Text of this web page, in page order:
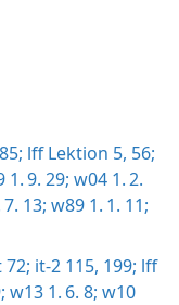
lff Lektion 5, 56;
1. 9. 29; w04 1. 2.
13; w89 1. 1. 11;
72; it-2 115, 199; lff
w13 1. 6. 8; w10